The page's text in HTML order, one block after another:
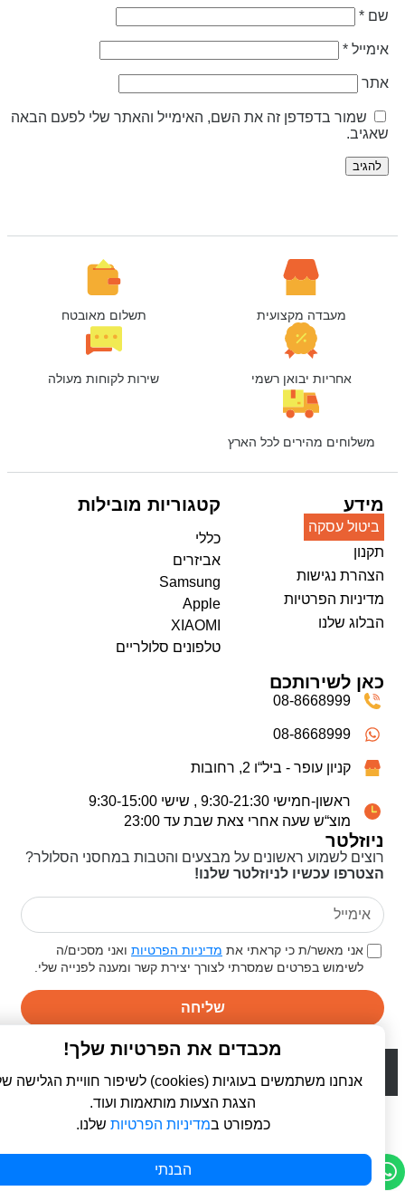
*
*
שמור בדפדפן זה את השם, האימייל והאתר שלי לפעם הבאה
מעבדה מקצועית תשלום מאובטח
אחריות יבואן רשמי שירות לקוחות מעולה
משלוחים מהירים לכל הארץ
ניוזלטר
רוצים לשמוע ראשונים על מבצעים והטבות במחסני הסלולר?
הצטרפו עכשיו לניוזלטר שלנו!
אני מאשר/ת כי קראתי אתמדיניות הפרטיותואני מסכים/ה
לשימוש בפרטים שמסרתי לצורך יצירת קשר ומענה לפנייה שלי.
שליחה
מידע
ביטול עסקה
תקנון
הצהרת נגישות
מדיניות הפרטיות
הבלוג שלנו
קטגוריות מובילות
כללי
אביזרים
Samsung
Apple
XIAOMI
טלפונים סלולריים
כאן לשירותכם
08-8668999
08-8668999
קניון עופר - ביל“ו 2, רחובות
ראשון-חמישי 9:30-21:30 , שישי 9:30-15:00
מוצ“ש שעה אחרי צאת שבת עד 23:00
WebDigital | וובדיגיטל - עיצוב ובניית אתרים
מכבדים את הפרטיות שלך!
אנחנו משתמשים בעוגיות (cookies) לשיפור חוויית הגלישה שלך,
הצגת הצעות מותאמות ועוד.
כמפורט במדיניות הפרטיותשלנו.
הבנתי